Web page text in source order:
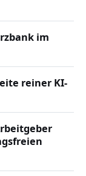
im
reiner KI-